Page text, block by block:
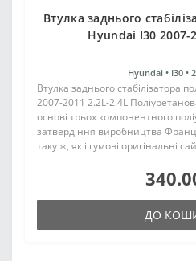
Втулка заднього
Hyundai I30 2007-
Hyundai • I30 •
Втулка заднього стабілізатора
2007-2011 2.2L-2.4L
основі трьох компонентного
затвердіння виробництва
таку ж, як і гумові оригінальні
ДО